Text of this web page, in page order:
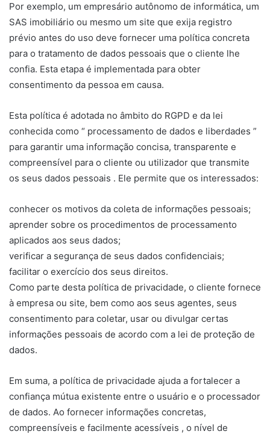
Por exemplo, um empresário autônomo de informática, um
SAS imobiliário ou mesmo um site que exija registro
prévio antes do uso deve fornecer uma política concreta
para o tratamento de dados pessoais que o cliente lhe
confia. Esta etapa é implementada para obter
consentimento da pessoa em causa.
Esta política é adotada no âmbito do RGPD e da lei
conhecida como “ processamento de dados e liberdades ”
para garantir uma informação concisa, transparente e
compreensível para o cliente ou utilizador que transmite
os seus dados pessoais . Ele permite que os interessados:
conhecer os motivos da coleta de informações pessoais;
aprender sobre os procedimentos de processamento
aplicados aos seus dados;
verificar a segurança de seus dados confidenciais;
facilitar o exercício dos seus direitos.
Como parte desta política de privacidade, o cliente fornece
à empresa ou site, bem como aos seus agentes, seus
consentimento para coletar, usar ou divulgar certas
informações pessoais de acordo com a lei de proteção de
dados.
Em suma, a política de privacidade ajuda a fortalecer a
confiança mútua existente entre o usuário e o processador
de dados. Ao fornecer informações concretas,
compreensíveis e facilmente acessíveis , o nível de